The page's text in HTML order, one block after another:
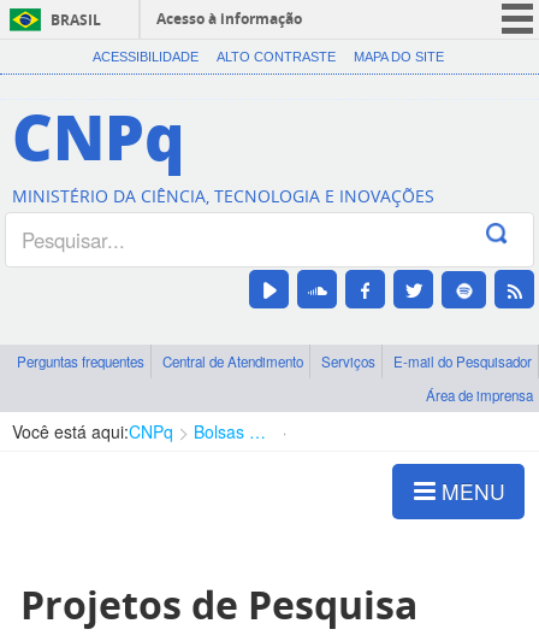
BRASIL
Acesso à informação
CORONAVÍRUS (COVID-19)
Canais
ACESSIBILIDADE ALTO CONTRASTE MAPA DO SITE
CNPq
MINISTÉRIO DA CIÊNCIA, TECNOLOGIA E INOVAÇÕES
Perguntas frequentes Central de Atendimento Serviços
E-mail do Pesquisador
Área de imprensa
Você está aqui:CNPq Bolsas e Auxílios Vigentes
MENU
Projetos de Pesquisa